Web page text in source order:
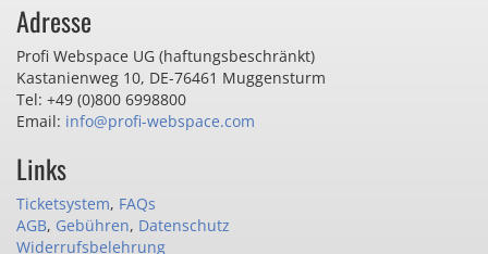
Adresse
Profi Webspace UG (haftungsbeschränkt)
Kastanienweg 10, DE-76461 Muggensturm
Tel: +49 (0)800 6998800
Email: info@profi-webspace.com
Links
Ticketsystem, FAQs
AGB, Gebühren, Datenschutz
Widerrufsbelehrung